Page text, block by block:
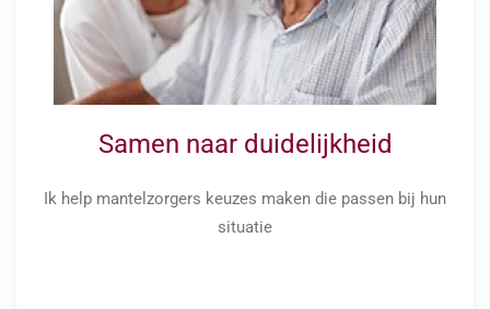
Samen naar duidelijkheid
Ik help mantelzorgers keuzes maken die passen bij hun
situatie